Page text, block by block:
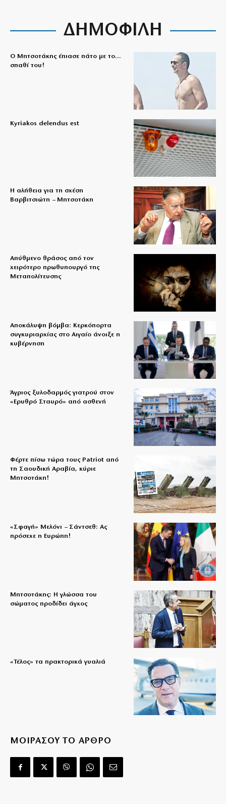
ΔΗΜΟΦΙΛΗ
Ο Μητσοτάκης έπιασε πάτο με το…
σπαθί του!
Kyriakos delendus est
Η αλήθεια για τη σχέση
Βαρβιτσιώτη – Μητσοτάκη
Απύθμενο θράσος από τον
χειρότερο πρωθυπουργό της
Μεταπολίτευσης
Αποκάλυψη βόμβα: Κερκόπορτα
συγκυριαρχίας στο Αιγαίο άνοιξε η
κυβέρνηση
Άγριος ξυλοδαρμός γιατρού στον
«Ερυθρό Σταυρό» από ασθενή
Φέρτε πίσω τώρα τους Patriot από
τη Σαουδική Αραβία, κύριε
Μητσοτάκη!
«Σφαγή» Μελόνι – Σάντσεθ: Ας
πρόσεχε η Ευρώπη!
Μητσοτάκης: Η γλώσσα του
σώματος προδίδει άγχος
«Τέλος» τα πρακτορικά γυαλιά
ΜΟΙΡΑΣΟΥ ΤΟ ΑΡΘΡΟ